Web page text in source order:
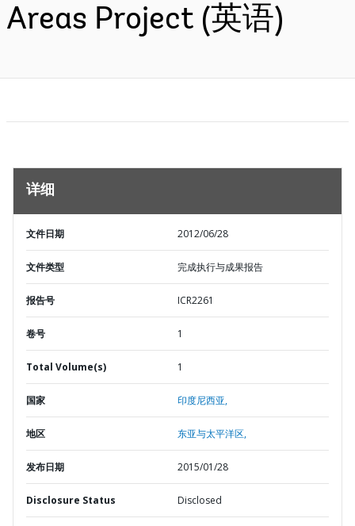
Areas Project (英语)
详细
文件日期 2012/06/28
文件类型 完成执行与成果报告
报告号 ICR2261
卷号 1
Total Volume(s) 1
国家 印度尼西亚,
地区 东亚与太平洋区,
发布日期 2015/01/28
Disclosure Status Disclosed